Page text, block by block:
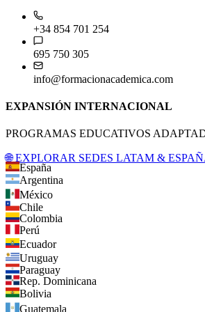
+34 854 701 254
695 750 305
info@formacionacademica.com
EXPANSIÓN INTERNACIONAL
PROGRAMAS EDUCATIVOS
🌐 EXPLORAR SEDES LATAM &
España
Argentina
México
Chile
Colombia
Perú
Ecuador
Uruguay
Paraguay
Rep. Dominicana
Bolivia
Guatemala